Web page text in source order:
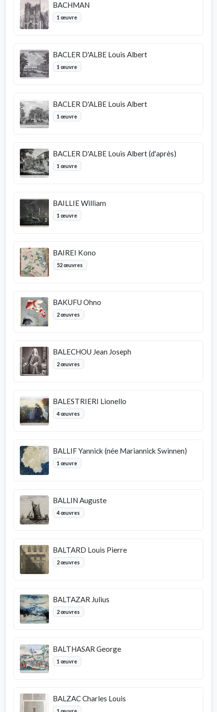
BACHMAN
1 œuvre
BACLER D'ALBE Louis Albert
1 œuvre
BACLER D'ALBE Louis Albert
1 œuvre
BACLER D'ALBE Louis Albert (d'après)
1 œuvre
BAILLIE William
1 œuvre
BAIREI Kono
52 œuvres
BAKUFU Ohno
2 œuvres
BALECHOU Jean Joseph
2 œuvres
BALESTRIERI Lionello
4 œuvres
BALLIF Yannick (née Mariannick Swinnen)
1 œuvre
BALLIN Auguste
4 œuvres
BALTARD Louis Pierre
2 œuvres
BALTAZAR Julius
2 œuvres
BALTHASAR George
1 œuvre
BALZAC Charles Louis